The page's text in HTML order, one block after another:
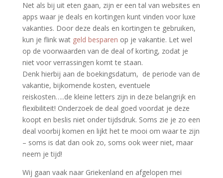
Net als bij uit eten gaan, zijn er een tal van websites en
apps waar je deals en kortingen kunt vinden voor luxe
vakanties. Door deze deals en kortingen te gebruiken,
kun je flink wat geld besparen op je vakantie. Let wel
op de voorwaarden van de deal of korting, zodat je
niet voor verrassingen komt te staan.
Denk hierbij aan de boekingsdatum, de periode van de
vakantie, bijkomende kosten, eventuele
reiskosten…..de kleine letters zijn in deze belangrijk en
flexibiliteit! Onderzoek de deal goed voordat je deze
koopt en beslis niet onder tijdsdruk. Soms zie je zo een
deal voorbij komen en lijkt het te mooi om waar te zijn
– soms is dat dan ook zo, soms ook weer niet, maar
neem je tijd!
Wij gaan vaak naar Griekenland en afgelopen mei